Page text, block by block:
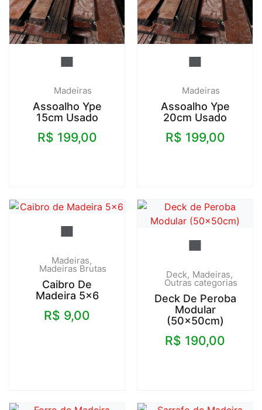
Madeiras
Assoalho Ype
15cm Usado
R$ 199,00
Madeiras
Assoalho Ype
20cm Usado
R$ 199,00
Madeiras
Madeiras Brutas
Caibro De
Madeira 5×6
R$ 9,00
Deck Madeiras
Outras categorias
Deck De Peroba
Modular
(50x50cm)
R$ 190,00